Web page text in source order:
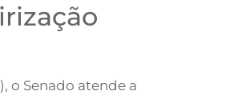
o Senado atende a